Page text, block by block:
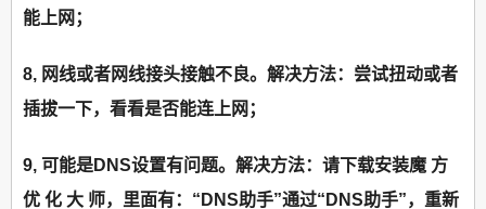
能上网；
8, 网线或者网线接头接触不良。解决方法：尝试扭动或者
插拔一下，看看是否能连上网；
9, 可能是DNS设置有问题。解决方法：请下载安装魔 方
优 化 大 师，里面有：“DNS助手”通过“DNS助手”，重新